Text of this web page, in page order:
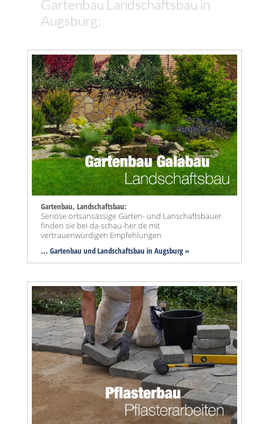
Gartenbau Landschaftsbau in
Augsburg:
Gartenbau, Landschaftsbau:
Seriöse ortsansässige Garten- und Lanschaftsbauer
finden sie bei da-schau-her.de mit
vertrauenwürdigen Empfehlungen
... Gartenbau und Landschaftsbau in Augsburg »